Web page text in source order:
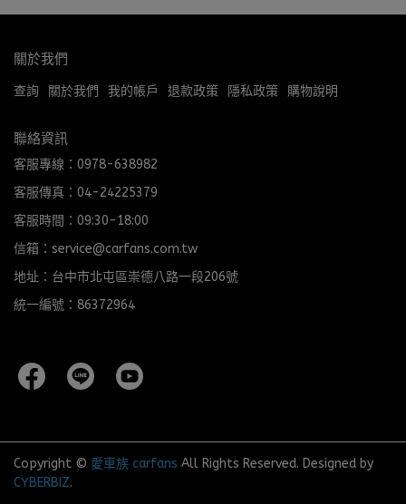
關於我們
查詢 關於我們 我的帳戶 退款政策 隱私政策 購物說明
聯絡資訊
客服專線：0978-638982
客服傳真：04-24225379
客服時間：09:30-18:00
信箱：service@carfans.com.tw
地址：台中市北屯區崇德八路一段206號
統一編號：86372964
Copyright © 愛車族 carfans All Rights Reserved. Designed by
CYBERBIZ.